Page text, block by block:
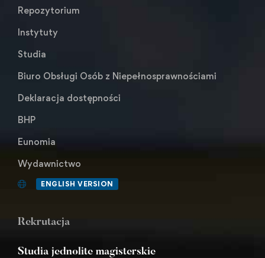
Repozytorium
Instytuty
Studia
Biuro Obsługi Osób z Niepełnosprawnościami
Deklaracja dostępności
BHP
Eunomia
Wydawnictwo
ENGLISH VERSION
Rekrutacja
Studia jednolite magisterskie